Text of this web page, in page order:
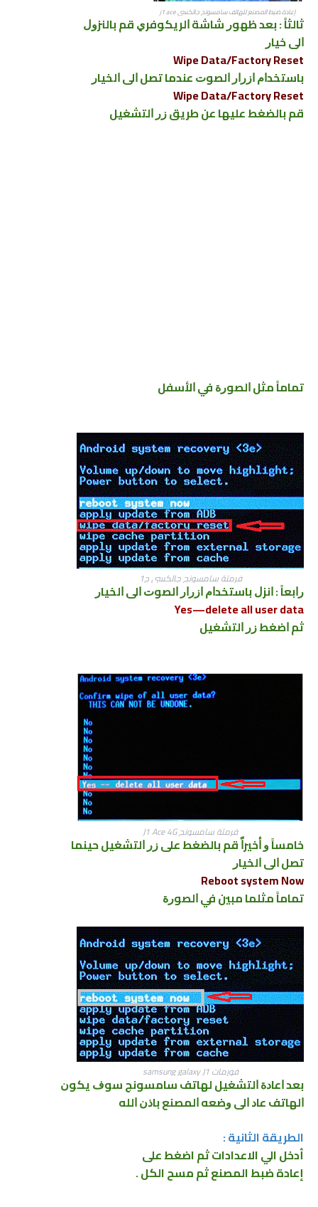
إعادة ضبط المصنع للهاتف سامسونج جالكسي j1 ace
ﺛﺎﻟﺜﺎً : ﺑﻌﺪ ﻇﻬﻮﺭ ﺷﺎﺷﺔ ﺍﻟﺮﻳﻜﻮﻓﺮﻱ ﻗﻢ ﺑﺎﻟﻨﺰﻭﻝ
ﺍﻟﻰ ﺧﻴﺎﺭ
Wipe Data/Factory Reset
ﺑﺎﺳﺘﺨﺪﺍﻡ ﺍﺯﺭﺍﺭ ﺍﻟﺼﻮﺕ ﻋﻨﺪﻣﺎ ﺗﺼﻞ ﺍﻟﻰ ﺍﻟﺨﻴﺎﺭ
Wipe Data/Factory Reset
ﻗﻢ ﺑﺎﻟﻀﻐﻂ ﻋﻠﻴﻬﺎ ﻋﻦ ﻃﺮﻳﻖ ﺯﺭ ﺍﻟﺘﺸﻐﻴﻞ
ﺗﻤﺎﻣﺎً ﻣﺜﻞ ﺍﻟﺼﻮﺭﺓ ﻓﻲ ﺍﻷﺳﻔﻞ
فرمتة سامسونج جالكسي ج1
ﺭﺍﺑﻌﺎً : ﺍﻧﺰﻝ ﺑﺎﺳﺘﺨﺪﺍﻡ ﺍﺯﺭﺍﺭ ﺍﻟﺼﻮﺕ ﺍﻟﻰ ﺍﻟﺨﻴﺎﺭ
Yes—delete all user data
ﺛﻢ ﺍﺿﻐﻂ ﺯﺭ ﺍﻟﺘﺸﻐﻴﻞ
فرمتة سامسونج J1 Ace 4G
ﺧﺎﻣﺴﺎً ﻭ ﺃﺧﻴﺮﺍً ﻗﻢ ﺑﺎﻟﻀﻐﻂ ﻋﻠﻰ ﺯﺭ ﺍﻟﺘﺸﻐﻴﻞ ﺣﻴﻨﻤﺎ
ﺗﺼﻞ ﺍﻟﻰ ﺍﻟﺨﻴﺎﺭ
Reboot system Now
ﺗﻤﺎﻣﺎً ﻣﺜﻠﻤﺎ ﻣﺒﻴﻦ ﻓﻲ ﺍﻟﺼﻮﺭﺓ
فورمات samsung galaxy J1
ﺑﻌﺪ ﺍﻋﺎﺩﺓ ﺍﻟﺘﺸﻐﻴﻞ ﻟﻬﺎﺗﻒ ﺳﺎﻣﺴﻮﻧﺞ ﺳﻮﻑ ﻳﻜﻮﻥ
ﺍﻟﻬﺎﺗﻒ ﻋﺎﺩ ﺍﻟﻰﻭﺿﻌﻪ ﺍﻟﻤﺼﻨﻊ ﺑﺎﺫﻥ ﺍﻟﻠﻪ
الطريقة الثانية :
أدخل الي الاعدادات ثم اضغط على
إعادة ضبط المصنع ثم مسح الكل .